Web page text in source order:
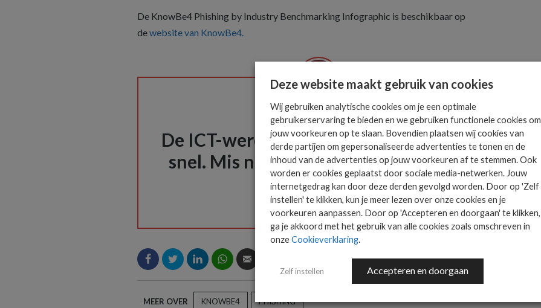
De KnowBe4 Phishing by Industry Benchmarking Infographic is beschikbaar op
dewebsite van KnowBe4.
De ICT-wereld is
snel. Mis niets.
Het allerlaatste ICT
nieuws in jouw mailbox
AANMELDEN
MEER OVER KNOWBE4 PHISHING
Deze website maakt gebruik van cookies
Wij gebruiken analytische cookies om je een optimale
gebruikerservaring te bieden en we gebruiken functionele cookies om
jouw voorkeuren op te slaan. Bovendien plaatsen wij cookies van
derde partijen om gepersonaliseerde advertenties te tonen en de
inhoud van de advertenties op jouw voorkeuren af te stemmen. Ook
worden er cookies geplaatst door sociale media-netwerken. Jouw
internetgedrag kan door deze derden gevolgd worden. Door op 'Zelf
instellen' te klikken, kun je meer lezen over onze cookies en je
voorkeuren aanpassen. Door op 'Accepteren en doorgaan' te klikken,
ga je akkoord met het gebruik van alle cookies zoals omschreven in
onzeCookieverklaring.
Zelf instellen Accepteren en doorgaan